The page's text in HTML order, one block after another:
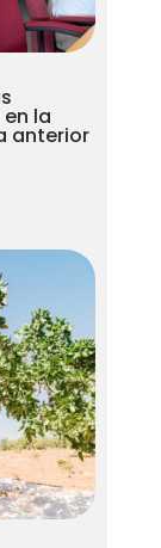
la
anterior